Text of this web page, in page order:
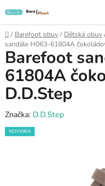
na
obsah
Domů
/ Barefoot obuv / Dětská obuv
sandále H063-61804A
Barefoot
61804A
D.D.Step
Značka: D.D.Step
NOVINKA